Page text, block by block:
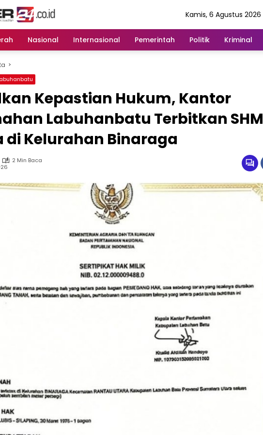
Kamis, 6 Agustus 2026
Nasional Internasional Pemerintah Politik Kriminal
Kepastian Hukum, Kantor
Labuhanbatu Terbitkan SHM
di Kelurahan Binaraga
2 Min Baca